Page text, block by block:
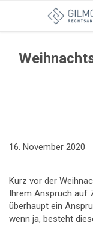
16. November 2020
Kurz vor der
Ihrem Anspruch auf
überhaupt ein
wenn ja, besteht